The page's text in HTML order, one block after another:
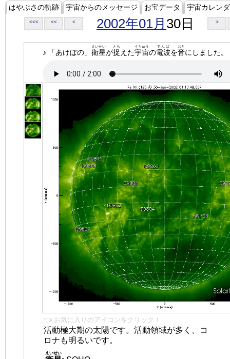
はやぶさの軌跡 宇宙からのメッセージ お宝データ 宇宙カレン
<<< << < 2002年01月 30日 >
♪ 「あけぼの」 衛星
えいせい
が捉
とら
えた宇宙
うちゅう
の電波
でんぱ
を音
おと
にしました。
👈 お気に入りのアイコンをクリック！
活動極大期の太陽です。活動領域が多く、コ
ロナも明るいです。
えいせい